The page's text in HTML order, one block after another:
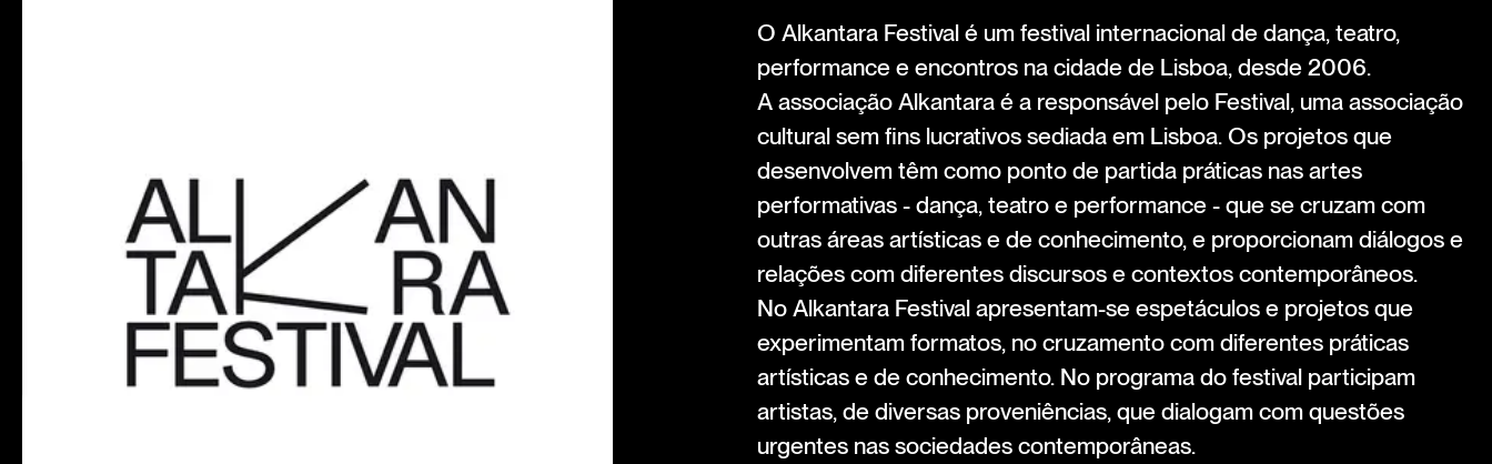
O Alkantara Festival é um festival internacional de dança, teatro,
performance e encontros na cidade de Lisboa, desde 2006.
A associação Alkantara é a responsável pelo Festival, uma associação
cultural sem fins lucrativos sediada em Lisboa. Os projetos que
desenvolvem têm como ponto de partida práticas nas artes
performativas - dança, teatro e performance - que se cruzam com
outras áreas artísticas e de conhecimento, e proporcionam diálogos e
relações com diferentes discursos e contextos contemporâneos.
No Alkantara Festival apresentam-se espetáculos e projetos que
experimentam formatos, no cruzamento com diferentes práticas
artísticas e de conhecimento. No programa do festival participam
artistas, de diversas proveniências, que dialogam com questões
urgentes nas sociedades contemporâneas.